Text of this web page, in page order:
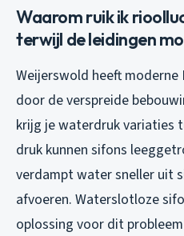
Waarom ruik ik
terwijl de leidingen
Weijerswold heeft moderne
door de verspreide
krijg je waterdruk variaties
druk kunnen sifons
verdampt water sneller uit
afvoeren. Waterslotloze
oplossing voor dit